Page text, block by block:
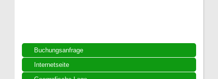
Buchungsanfrage
Internetseite